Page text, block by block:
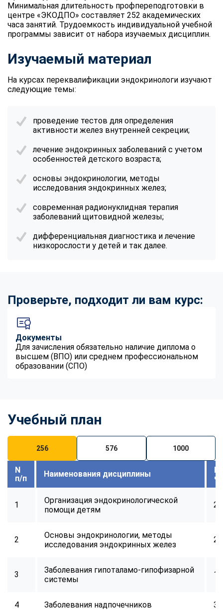
Минимальная длительность профпереподготовки в
центре «ЭКОДПО» составляет 252 академических
часа занятий. Трудоемкость индивидуальной учебной
программы зависит от набора изучаемых дисциплин.
Изучаемый материал
На курсах переквалификации эндокринологи изучают
следующие темы:
проведение тестов для определения
активности желез внутренней секреции;
лечение эндокринных заболеваний с учетом
особенностей детского возраста;
основы эндокринологии, методы
исследования эндокринных желез;
современная радионуклидная терапия
заболеваний щитовидной железы;
дифференциальная диагностика и лечение
низкорослости у детей и так далее.
Проверьте, подходит ли вам курс:
Документы
Для зачисления обязательно наличие диплома о
высшем (ВПО) или среднем профессиональном
образовании (СПО)
Учебный план
256 576 1000
N
п/п
Наименования дисциплины
1
Организация эндокринологической
помощи детям
24
2
Основы эндокринологии, методы
исследования эндокринных желез
24
3
Заболевания гипоталамо-гипофизарной
системы
16
4 Заболевания надпочечников 32